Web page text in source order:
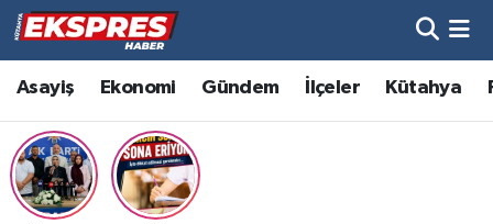
Asayiş Ekonomi Gündem İlçeler Kütahya
Altıntaş
Asayiş
Aslanapa
Hava Durumu
Trafik Durumu
Süper Lig Puan Durumu ve Fikstür